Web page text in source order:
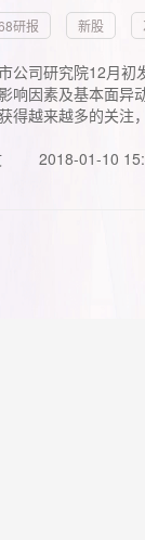
研报 新股
公司研究院12月初
响因素及基本面异
得越来越多的关注
2018-01-10